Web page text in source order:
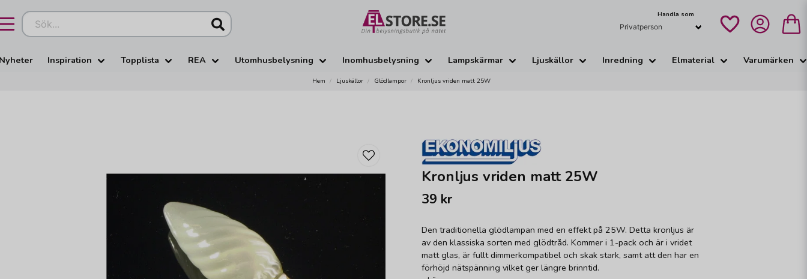
Sök... Handla som
Inspiration Topplista REA Utomhusbelysning Inomhusbelysning Lampskärmar Ljuskällor Inredning Elmaterial Varumärken
Hem Ljuskällor Glödlampor Kronljus vriden matt 25W
Kronljus vriden matt 25W
39 kr
Den traditionella glödlampan med en effekt på 25W. Detta kronljus är
av den klassiska sorten med glödtråd. Kommer i 1-pack och är i vridet
matt glas, är fullt dimmerkompatibel och skak stark, samt att den har en
förhöjd nätspänning vilket ger längre brinntid.